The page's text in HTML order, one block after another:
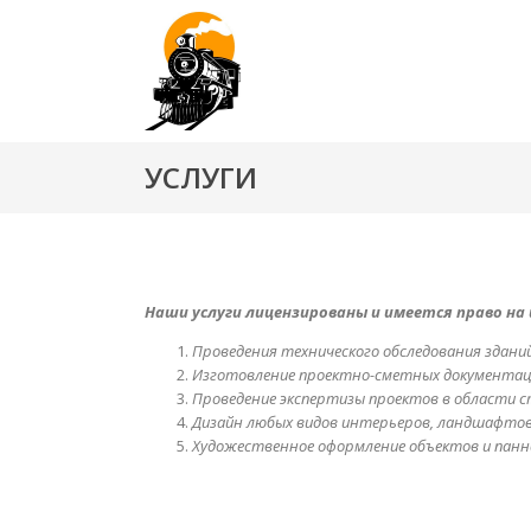
УСЛУГИ
Наши услуги лицензированы и имеется право на
Проведения технического обследования
Изготовление проектно-сметных
Проведение экспертизы проектов в области
Дизайн любых видов интерьеров,
Художественное оформление объектов и